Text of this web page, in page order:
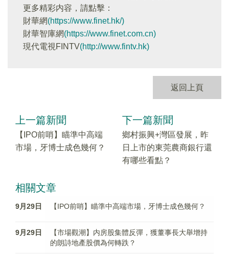
更多精彩内容，請點擊：
財華網(https://www.finet.hk/)
財華智庫網(https://www.finet.com.cn)
現代電視FINTV(http://www.fintv.hk)
返回上頁
上一篇新聞
【IPO前哨】瞄準中高端
市場，牙博士成色幾何？
下一篇新聞
鄉村振興+灣區發展，昨
日上市的東莞農商銀行還
有哪些看點？
相關文章
9月29日 【IPO前哨】瞄準中高端市場，牙博士成色幾何？
9月29日
【市場觀潮】内房股集體反彈，獲董事長大舉增持
的朗詩地產股價為何轉跌？